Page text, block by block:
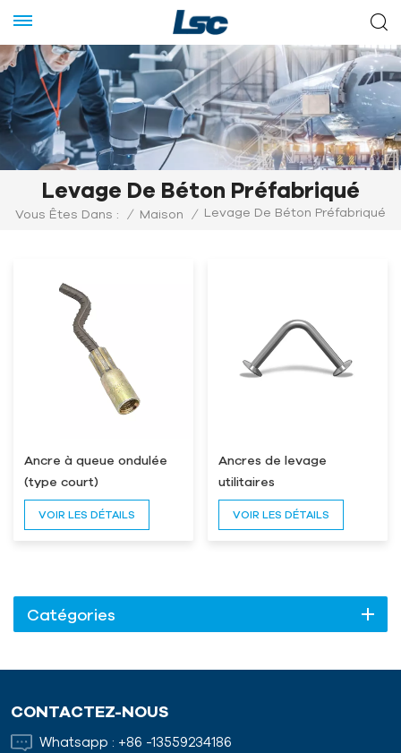
Levage De Béton Préfabriqué
Vous Êtes Dans : / Maison / Levage De Béton Préfabriqué
Ancre à queue ondulée
(type court)
VOIR LES DÉTAILS
Ancres de levage
utilitaires
VOIR LES DÉTAILS
Catégories
CONTACTEZ-NOUS
Whatsapp : +86 -13559234186